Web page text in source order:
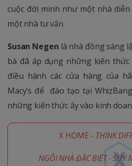
cuộc đời minh như một nhà
một nhà tư vấn.
Susan Negen là nhà đồng sáng
bà đã áp dụng những kiến
điều hành các cửa hàng của
Macy’s để đào tạo tại
những kiến thức ấy vào kinh
X HOME - THINK
NGÔI NHÀ ĐẶC BIỆT - SUY